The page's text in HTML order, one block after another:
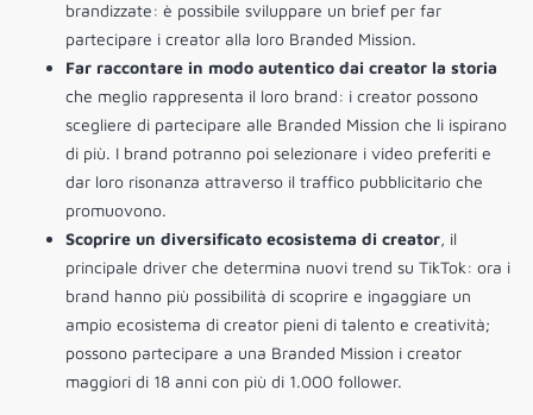
brandizzate: è possibile sviluppare un brief per far
partecipare i creator alla loro Branded Mission.
Far raccontare in modo autentico dai creator la storia
che meglio rappresenta il loro brand: i creator possono
scegliere di partecipare alle Branded Mission che li ispirano
di più. I brand potranno poi selezionare i video preferiti e
dar loro risonanza attraverso il traffico pubblicitario che
promuovono.
Scoprire un diversificato ecosistema di creator, il
principale driver che determina nuovi trend su TikTok: ora i
brand hanno più possibilità di scoprire e ingaggiare un
ampio ecosistema di creator pieni di talento e creatività;
possono partecipare a una Branded Mission i creator
maggiori di 18 anni con più di 1.000 follower.